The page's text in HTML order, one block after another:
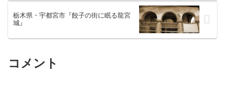
栃木県・宇都宮市『餃子の街に眠る龍宮
城』
コメント